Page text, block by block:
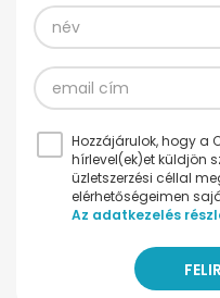
Hozzájárulok, hogy a
hírlevel(ek)et küldjön
üzletszerzési céllal
elérhetőségeimen
Az adatkezelés